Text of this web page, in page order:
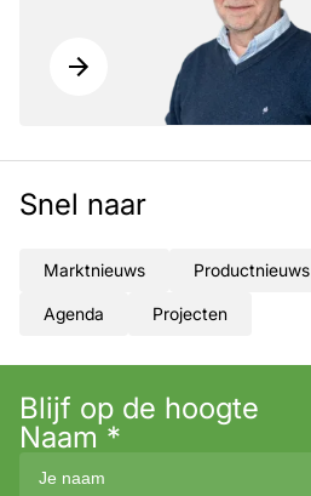
Snel naar
Marktnieuws Productnieuws
Agenda Projecten
Blijf op de hoogte
Naam *